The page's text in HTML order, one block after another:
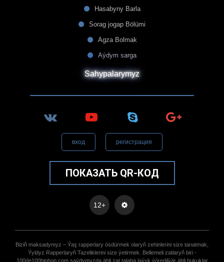
Hasabyny Barla
Sorag jogap Bölümi
Agza Bolmak
Aýdym sarga
Sahypalarymyz
вход регистрация
ПОКАЗАТЬ QR-КОД
12+
Biziñ maksadymyz – Ýaş rapperlary ösdürmek olaryñ zehinlerini size tanatmak,
Ýyldyz Rapperlaryñ Tazeliklerini size ýetirmek. Bellemeli zatlaryñ biri -
100de100hiphop.com saýdymyzda ähli zat talaba laýyk ýöredilýär ähli hukuklar